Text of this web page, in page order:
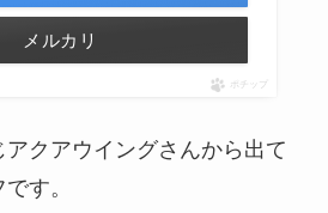
メルカリ
ポチップ
クアウイングさんから出て
す。